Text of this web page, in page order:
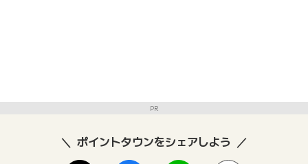
PR
ポイントタウンをシェアしよう